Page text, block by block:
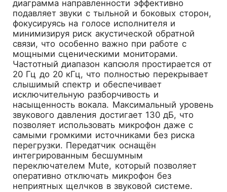
диаграмма направленности эффективно
подавляет звуки с тыльной и боковых сторон,
фокусируясь на голосе исполнителя и
минимизируя риск акустической обратной
связи, что особенно важно при работе с
мощными сценическими мониторами.
Частотный диапазон капсюля простирается от
20 Гц до 20 кГц, что полностью перекрывает
слышимый спектр и обеспечивает
исключительную разборчивость и
насыщенность вокала. Максимальный уровень
звукового давления достигает 130 дБ, что
позволяет использовать микрофон даже с
самыми громкими источниками без риска
перегрузки. Передатчик оснащён
интегрированным бесшумным
переключателем Mute, который позволяет
оперативно отключать микрофон без
неприятных щелчков в звуковой системе.